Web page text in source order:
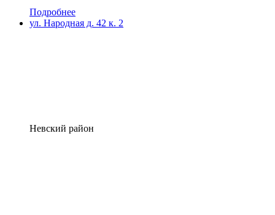
Подробнее
ул. Народная д. 42 к. 2
Невский район